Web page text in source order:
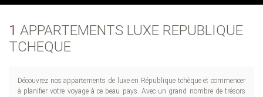
1 APPARTEMENTS LUXE REPUBLIQUE
TCHEQUE
Découvrez nos appartements de luxe en République tchèque et commencer
à planifier votre voyage à ce beau pays. Avec un grand nombre de trésors